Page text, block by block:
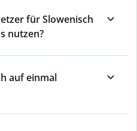
für Slowenisch
nutzen?
auf einmal